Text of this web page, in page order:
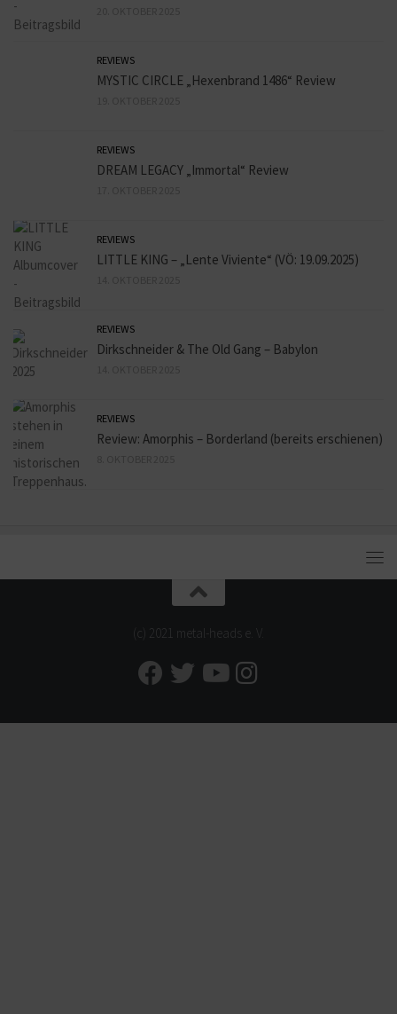
REVIEWS
MYSTIC CIRCLE „Hexenbrand 1486“ Review
REVIEWS
DREAM LEGACY „Immortal“ Review
REVIEWS
LITTLE KING – „Lente Viviente“ (VÖ: 19.09.2025)
REVIEWS
Dirkschneider & The Old Gang – Babylon
REVIEWS
Review: Amorphis – Borderland (bereits erschienen)
(c) 2021 metal-heads e. V.